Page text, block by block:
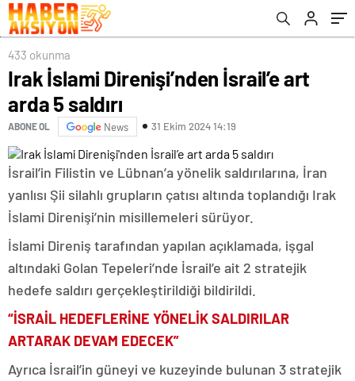
433 okunma
Irak İslami Direnişi’nden İsrail’e art
arda 5 saldırı
ABONE OL News 31 Ekim 2024 14:19
İsrail’in Filistin ve Lübnan’a yönelik saldırılarına, İran
yanlısı Şii silahlı grupların çatısı altında toplandığı Irak
İslami Direnişi’nin misillemeleri sürüyor.
İslami Direniş tarafından yapılan açıklamada, işgal
altındaki Golan Tepeleri’nde İsrail’e ait 2 stratejik
hedefe saldırı gerçekleştirildiği bildirildi.
“İSRAİL HEDEFLERİNE YÖNELİK SALDIRILAR
ARTARAK DEVAM EDECEK”
Ayrıca İsrail’in güneyi ve kuzeyinde bulunan 3 stratejik